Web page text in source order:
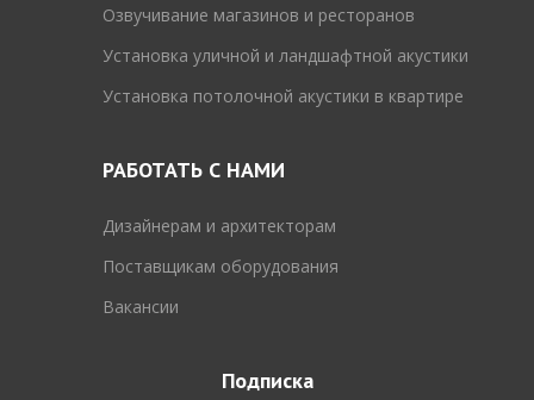
Озвучивание магазинов и ресторанов
Установка уличной и ландшафтной акустики
Установка потолочной акустики в квартире
РАБОТАТЬ С НАМИ
Дизайнерам и архитекторам
Поставщикам оборудования
Вакансии
Подписка